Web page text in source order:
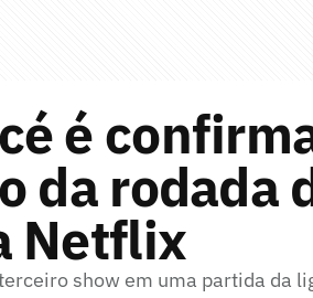
é
da rodada
Netflix
show em uma partida da